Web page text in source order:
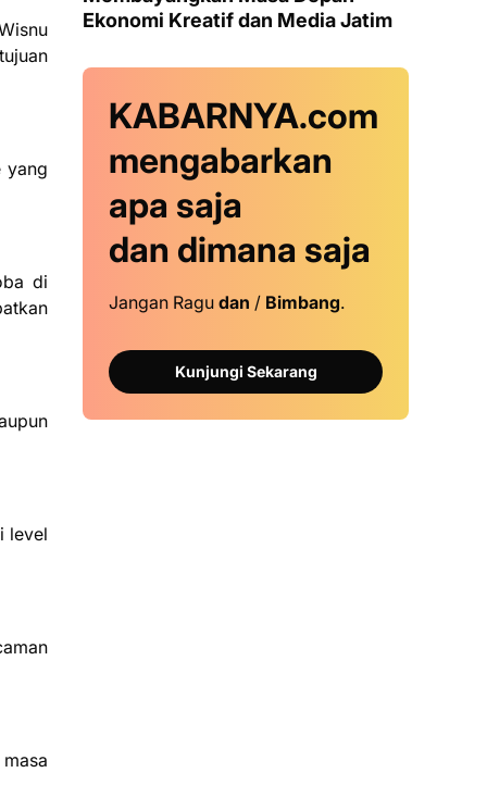
yang
di
level
Ekonomi Kreatif dan Media Jatim
KABARNYA.com
mengabarkan
apa saja
dan dimana saja
Jangan Ragu dan / Bimbang.
Kunjungi Sekarang